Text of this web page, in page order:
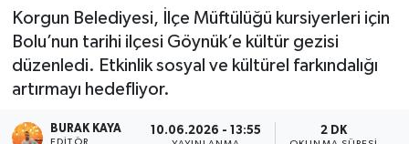
Korgun Belediyesi, İlçe Müftülüğü kursiyerleri için
Bolu’nun tarihi ilçesi Göynük’e kültür gezisi
düzenledi. Etkinlik sosyal ve kültürel farkındalığı
artırmayı hedefliyor.
BURAK KAYA
EDITÖR
10.06.2026 - 13:55 2 DK